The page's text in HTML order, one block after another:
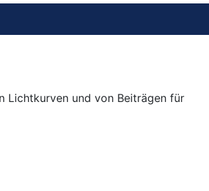
Lichtkurven und von Beiträgen für